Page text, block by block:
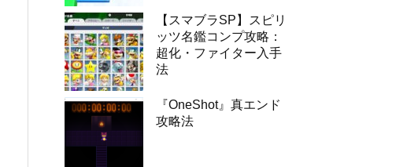
【スマブラSP】スピリ
ッツ名鑑コンプ攻略：
超化・ファイター入手
法
『OneShot』真エンド
攻略法